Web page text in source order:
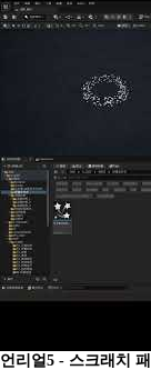
언리얼5 - 스크래치